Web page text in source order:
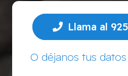
Llama al
O déjanos tus